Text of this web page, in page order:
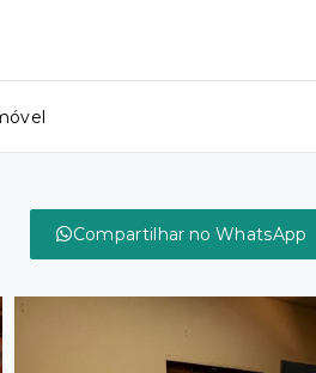
Compartilhar no WhatsApp